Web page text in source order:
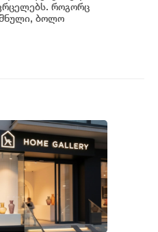
როგორც
ბოლო